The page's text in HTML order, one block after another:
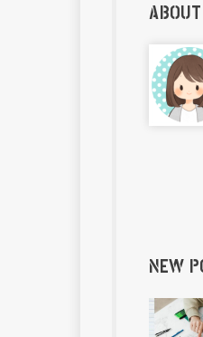
NEW